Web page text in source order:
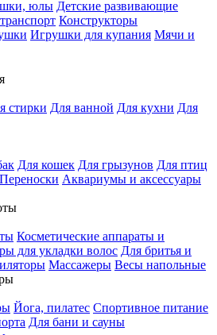
юлы Детские развивающие
Конструкторы
Игрушки для купания Мячи и
стирки Для ванной Для кухни Для
Для кошек Для грызунов Для птиц
Переноски Аквариумы и аксессуары
Косметические аппараты и
для укладки волос Для бритья и
Массажеры Весы напольные
Йога, пилатес Спортивное питание
Для бани и сауны